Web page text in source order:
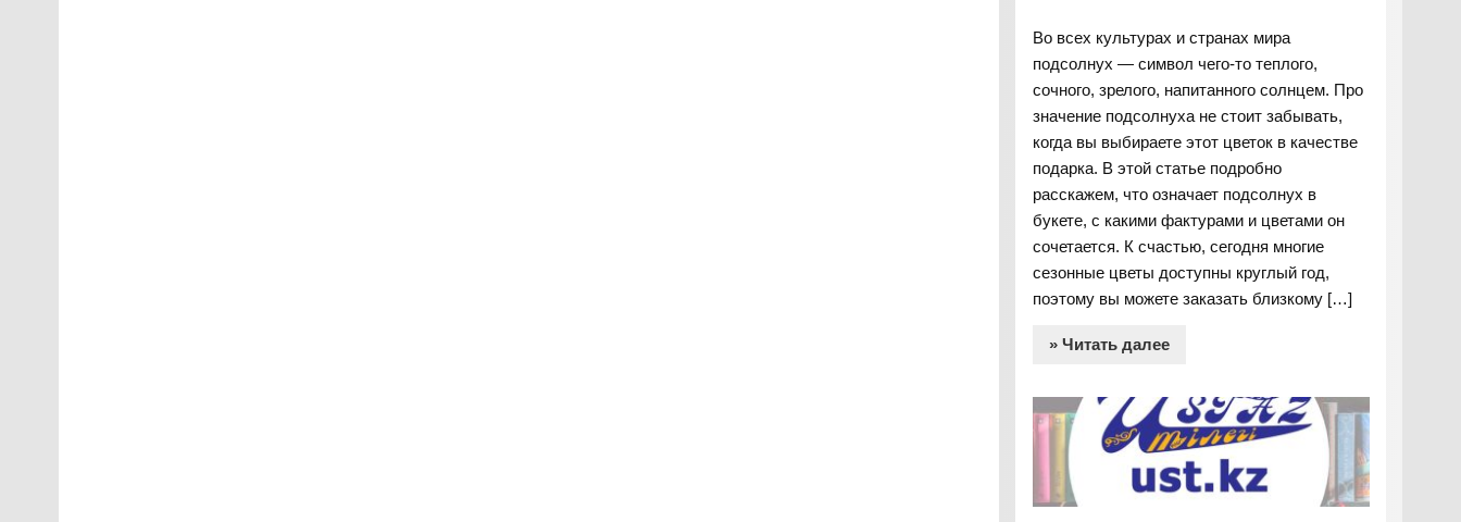
Во всех культурах и странах мира
подсолнух — символ чего-то теплого,
сочного, зрелого, напитанного солнцем. Про
значение подсолнуха не стоит забывать,
когда вы выбираете этот цветок в качестве
подарка. В этой статье подробно
расскажем, что означает подсолнух в
букете, с какими фактурами и цветами он
сочетается. К счастью, сегодня многие
сезонные цветы доступны круглый год,
поэтому вы можете заказать близкому […]
» Читать далее